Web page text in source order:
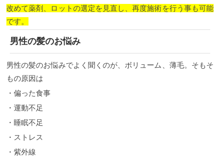
改めて薬剤、ロットの選定を見直し、再度施術を行う事も可能
です。
男性の髪のお悩み
男性の髪のお悩みでよく聞くのが、ボリューム、薄毛。そもそ
もの原因は
・偏った食事
・運動不足
・睡眠不足
・ストレス
・紫外線